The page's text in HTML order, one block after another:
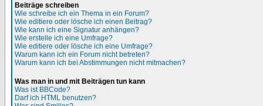
Beiträge schreiben
Wie schreibe ich ein Thema in ein Forum?
Wie editiere oder lösche ich einen Beitrag?
Wie kann ich eine Signatur anhängen?
Wie erstelle ich eine Umfrage?
Wie editiere oder lösche ich eine Umfrage?
Warum kann ich ein Forum nicht betreten?
Warum kann ich bei Abstimmungen nicht mitmachen?
Was man in und mit Beiträgen tun kann
Was ist BBCode?
Darf ich HTML benutzen?